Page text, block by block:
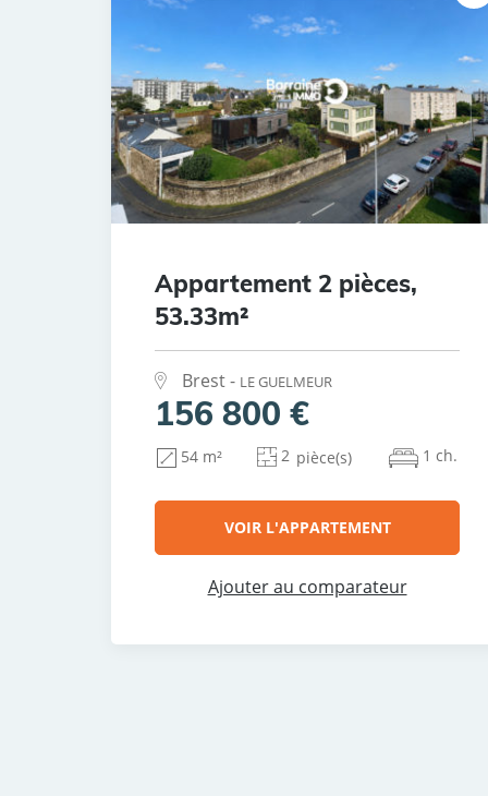
Appartement 2 pièces,
53.33m²
Brest - LE GUELMEUR
156 800 €
54 m² 2 pièce(s) 1 ch.
VOIR L'APPARTEMENT
Ajouter au comparateur